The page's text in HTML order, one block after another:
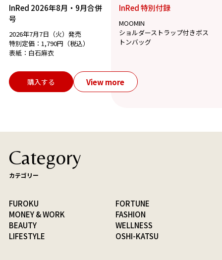
InRed 2026年8月・9月合併
号
2026年7月7日（火）発売
特別定価：1,790円（税込）
表紙：白石麻衣
InRed 特別付録
MOOMIN
ショルダーストラップ付きボス
トンバッグ
購入する View more
Category
カテゴリー
FUROKU
FORTUNE
MONEY & WORK
FASHION
BEAUTY
WELLNESS
LIFESTYLE
OSHI-KATSU